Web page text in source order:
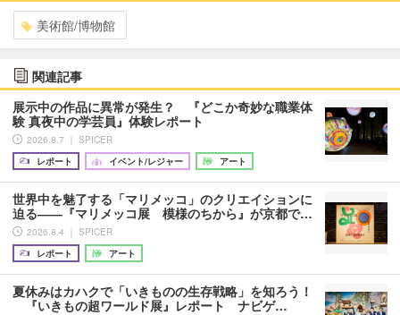
美術館/博物館
関連記事
展示中の作品に異常が発生？ 『どこか奇妙な職業体
験 真夜中の学芸員』体験レポート
2026.8.7 ｜ SPICER
レポート
イベント/レジャー アート
世界中を魅了する「マリメッコ」のクリエイションに
迫る――『マリメッコ展 模様のちから』が京都で…
2026.8.4 ｜ SPICER
レポート
アート
夏休みはカハクで「いきものの生存戦略」を知ろう！
『いきもの超ワールド展』レポート ナビゲ…